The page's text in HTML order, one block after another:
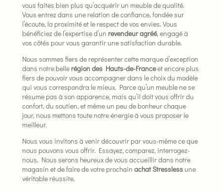
vous faites bien plus qu’acquérir un meuble de qualité.
Vous entrez dans une relation de confiance, fondée sur
l’écoute, la proximité et le respect de vos envies. Vous
bénéficiez de l’expertise d’un revendeur agréé, engagé à
vos côtés pour vous garantir une satisfaction durable.
Nous sommes fiers de représenter cette marque d’exception
dans notre belle région des Hauts-de-Franceet encore plus
fiers de pouvoir vous accompagner dans le choix du modèle
qui vous correspondra le mieux. Parce qu’un meuble ne se
résume pas à son apparence, mais qu’il doit vous offrir du
confort, du soutien, et même un peu de bonheur chaque
jour, nous mettons toute notre énergie à vous proposer le
meilleur.
Nous vous invitons à venir découvrir par vous-même ce que
nous pouvons vous offrir. Essayez, comparez, interrogez-
nous. Nous serons heureux de vous accueillir dans notre
magasin et de faire de votre prochain achat Stresslessune
véritable réussite.